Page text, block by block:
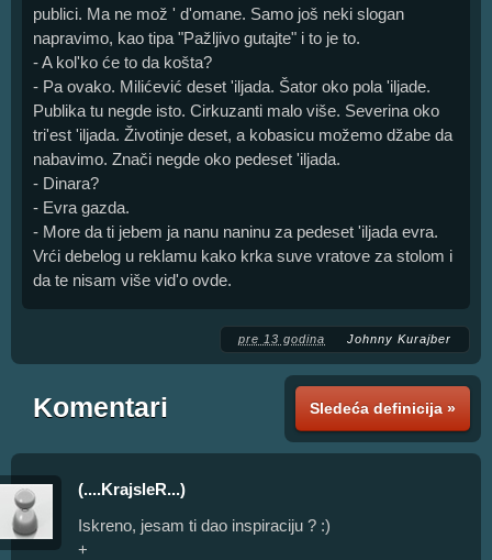
publici. Ma ne mož ' d'omane. Samo još neki slogan
napravimo, kao tipa "Pažljivo gutajte" i to je to.
- A kol'ko će to da košta?
- Pa ovako. Milićević deset 'iljada. Šator oko pola 'iljade.
Publika tu negde isto. Cirkuzanti malo više. Severina oko
tri'est 'iljada. Životinje deset, a kobasicu možemo džabe da
nabavimo. Znači negde oko pedeset 'iljada.
- Dinara?
- Evra gazda.
- More da ti jebem ja nanu naninu za pedeset 'iljada evra.
Vrći debelog u reklamu kako krka suve vratove za stolom i
da te nisam više vid'o ovde.
pre 13 godina Johnny Kurajber
Sledeća definicija »
Komentari
(....KrajsleR...)
Iskreno, jesam ti dao inspiraciju ? :)
+